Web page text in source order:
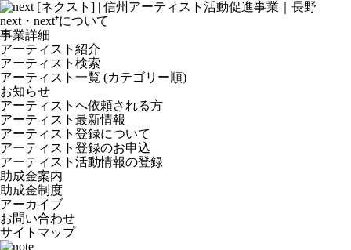
next・next⁺について
事業詳細
アーティスト紹介
アーティスト検索
アーティスト一覧 (カテゴリー順)
お知らせ
アーティストへ依頼される方
アーティスト最新情報
アーティスト登録について
アーティスト登録のお申込
アーティスト活動情報の登録
助成金案内
助成金制度
アーカイブ
お問い合わせ
サイトマップ